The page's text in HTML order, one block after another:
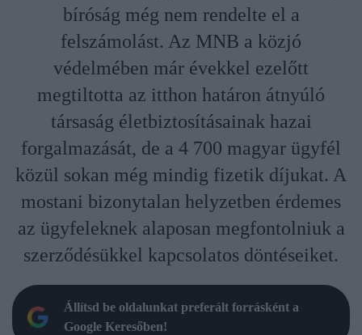
bíróság még nem rendelte el a
felszámolást. Az MNB a közjó
védelmében már évekkel ezelőtt
megtiltotta az itthon határon átnyúló
társaság életbiztosításainak hazai
forgalmazását, de a 4 700 magyar ügyfél
közül sokan még mindig fizetik díjukat. A
mostani bizonytalan helyzetben érdemes
az ügyfeleknek alaposan megfontolniuk a
szerződésükkel kapcsolatos döntéseiket.
Állítsd be oldalunkat preferált forrásként a
Google Keresőben!